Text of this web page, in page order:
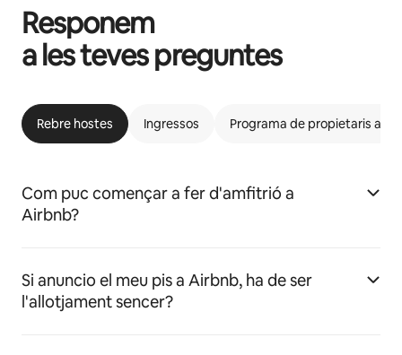
Responem
a les teves preguntes
Rebre hostes Ingressos Programa de propietaris
Com puc començar a fer d'amfitrió a
Airbnb?
Si anuncio el meu pis a Airbnb, ha de ser
l'allotjament sencer?